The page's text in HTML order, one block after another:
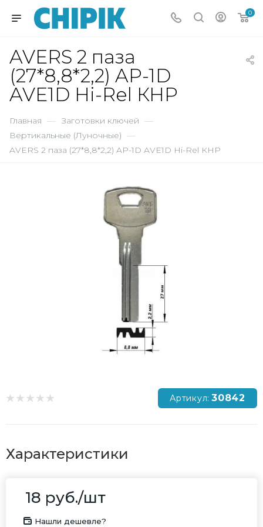
0
AVERS 2 паза
(27*8,8*2,2) AP-1D
AVE1D Hi-Rel КНР
Главная — Заготовки ключей —
Вертикальные (Луночные) —
AVERS 2 паза (27*8,8*2,2) AP-1D AVE1D Hi-Rel КНР
Артикул: 30842
Характеристики
18 руб./шт
Нашли дешевле?